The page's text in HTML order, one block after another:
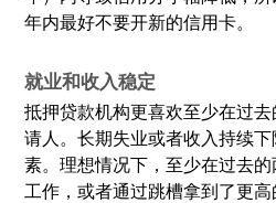
年内最好不要开新的信用卡。
就业和收入稳定
抵押贷款机构更喜欢至少在过
请人。长期失业或者收入持续
素。理想情况下，至少在过去
工作，或者通过跳槽拿到了更高